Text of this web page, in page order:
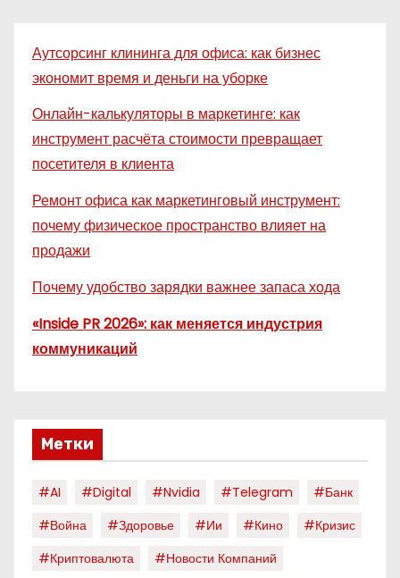
Аутсорсинг клининга для офиса: как бизнес
экономит время и деньги на уборке
Онлайн-калькуляторы в маркетинге: как
инструмент расчёта стоимости превращает
посетителя в клиента
Ремонт офиса как маркетинговый инструмент:
почему физическое пространство влияет на
продажи
Почему удобство зарядки важнее запаса хода
«Inside PR 2026»: как меняется индустрия
коммуникаций
Метки
#AI #digital #nvidia #telegram
#банк
#война
#здоровье #ии #кино
#кризис
#криптовалюта
#новости Компаний